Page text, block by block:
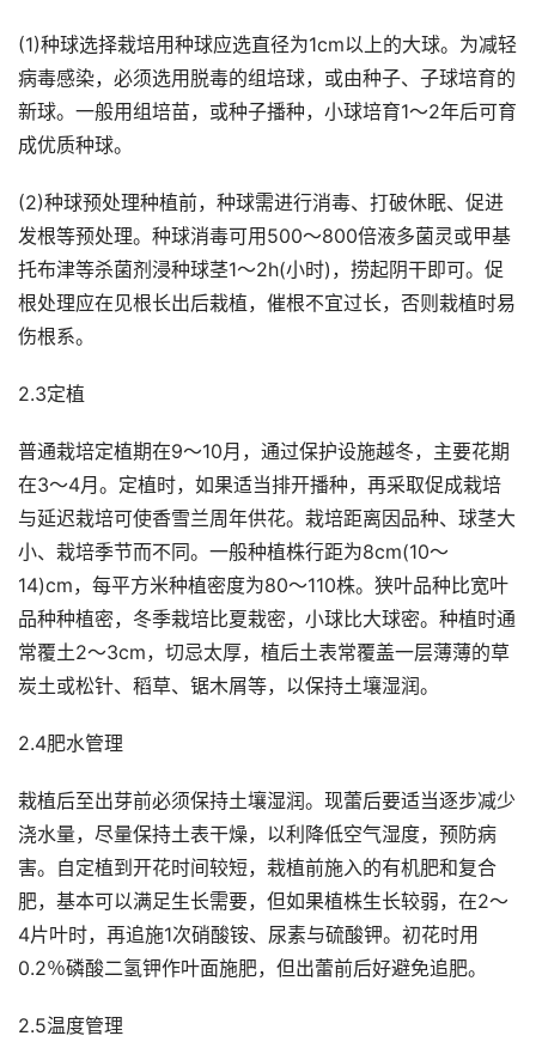
(1)种球选择栽培用种球应选直径为1cm以上的大球。为减轻
病毒感染，必须选用脱毒的组培球，或由种子、子球培育的
新球。一般用组培苗，或种子播种，小球培育1～2年后可育
成优质种球。
(2)种球预处理种植前，种球需进行消毒、打破休眠、促进
发根等预处理。种球消毒可用500～800倍液多菌灵或甲基
托布津等杀菌剂浸种球茎1～2h(小时)，捞起阴干即可。促
根处理应在见根长出后栽植，催根不宜过长，否则栽植时易
伤根系。
2.3定植
普通栽培定植期在9～10月，通过保护设施越冬，主要花期
在3～4月。定植时，如果适当排开播种，再采取促成栽培
与延迟栽培可使香雪兰周年供花。栽培距离因品种、球茎大
小、栽培季节而不同。一般种植株行距为8cm(10～
14)cm，每平方米种植密度为80～110株。狭叶品种比宽叶
品种种植密，冬季栽培比夏栽密，小球比大球密。种植时通
常覆土2～3cm，切忌太厚，植后土表常覆盖一层薄薄的草
炭土或松针、稻草、锯木屑等，以保持土壤湿润。
2.4肥水管理
栽植后至出芽前必须保持土壤湿润。现蕾后要适当逐步减少
浇水量，尽量保持土表干燥，以利降低空气湿度，预防病
害。自定植到开花时间较短，栽植前施入的有机肥和复合
肥，基本可以满足生长需要，但如果植株生长较弱，在2～
4片叶时，再追施1次硝酸铵、尿素与硫酸钾。初花时用
0.2％磷酸二氢钾作叶面施肥，但出蕾前后好避免追肥。
2.5温度管理